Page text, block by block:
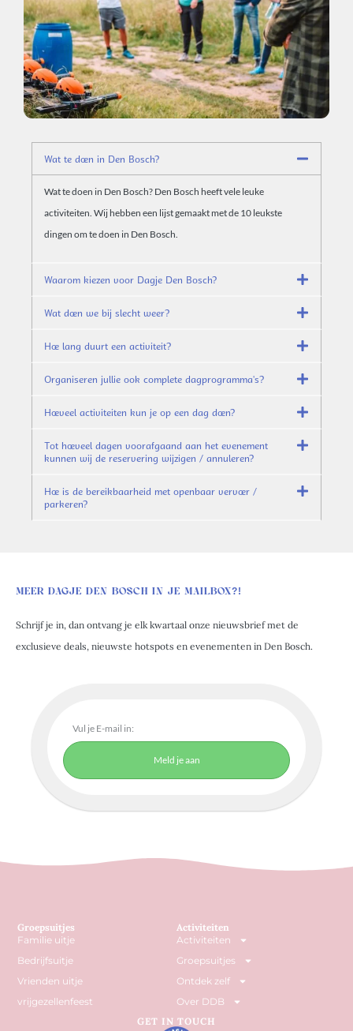
Wat te doen in Den Bosch?
Wat te doen in Den Bosch? Den Bosch heeft vele leuke
activiteiten. Wij hebben een lijst gemaakt met de 10 leukste
dingen om te doen in Den Bosch.
Waarom kiezen voor Dagje Den Bosch?
Wat doen we bij slecht weer?
Hoe lang duurt een activiteit?
Organiseren jullie ook complete dagprogramma's?
Hoeveel activiteiten kun je op een dag doen?
Tot hoeveel dagen voorafgaand aan het evenement
kunnen wij de reservering wijzigen / annuleren?
Hoe is de bereikbaarheid met openbaar vervoer /
parkeren?
MEER DAGJE DEN BOSCH IN JE MAILBOX?!
Schrijf je in, dan ontvang je elk kwartaal onze nieuwsbrief met de
exclusieve deals, nieuwste hotspots en evenementen in Den Bosch.
Meld je aan
Activiteiten
Activiteiten
Groepsuitjes
Ontdek zelf
Over DDB
Groepsuitjes
Familie uitje
Bedrijfsuitje
Vrienden uitje
vrijgezellenfeest
GET IN TOUCH